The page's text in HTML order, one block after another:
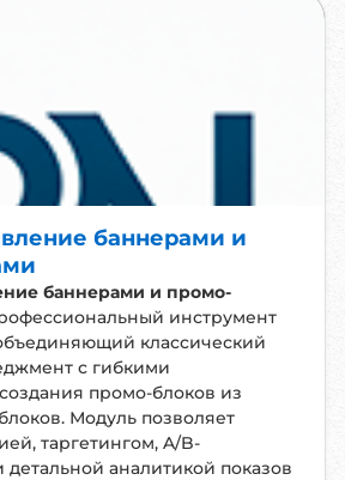
баннерами и
баннерами и промо-
инструмент
классический
с гибкими
промо-блоков из
Модуль позволяет
таргетингом, A/B-
аналитикой показов